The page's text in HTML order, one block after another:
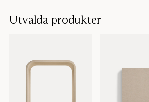
Utvalda produkter